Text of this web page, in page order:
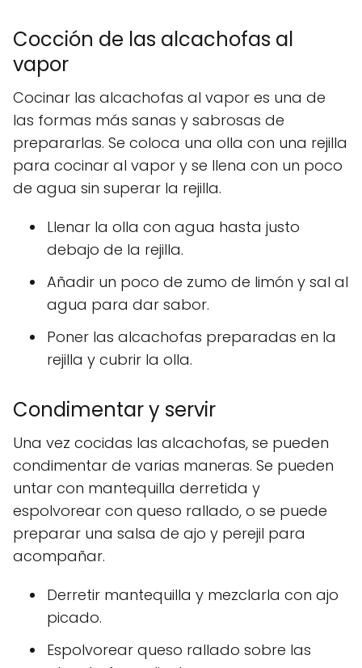
Cocción de las alcachofas al
vapor
Cocinar las alcachofas al vapor es una de
las formas más sanas y sabrosas de
prepararlas. Se coloca una olla con una rejilla
para cocinar al vapor y se llena con un poco
de agua sin superar la rejilla.
Llenar la olla con agua hasta justo
debajo de la rejilla.
Añadir un poco de zumo de limón y sal al
agua para dar sabor.
Poner las alcachofas preparadas en la
rejilla y cubrir la olla.
Condimentar y servir
Una vez cocidas las alcachofas, se pueden
condimentar de varias maneras. Se pueden
untar con mantequilla derretida y
espolvorear con queso rallado, o se puede
preparar una salsa de ajo y perejil para
acompañar.
Derretir mantequilla y mezclarla con ajo
picado.
Espolvorear queso rallado sobre las